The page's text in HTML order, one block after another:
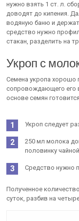
нужно взять 1 ст. л.
доводят до кипения.
водяную баню и держат
средство нужно
стакан, разделить на
Укроп с
Семена укропа хорошо
сопровождающего его
основе семян
Укроп следует
250 мл молока
половинку
Средство нужно
Полученное
суток, разбив на